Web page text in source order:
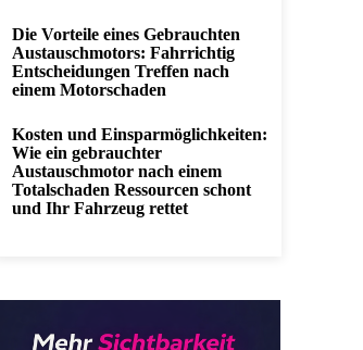
Die Vorteile eines Gebrauchten
Austauschmotors: Fahrrichtig
Entscheidungen Treffen nach
einem Motorschaden
Kosten und Einsparmöglichkeiten:
Wie ein gebrauchter
Austauschmotor nach einem
Totalschaden Ressourcen schont
und Ihr Fahrzeug rettet